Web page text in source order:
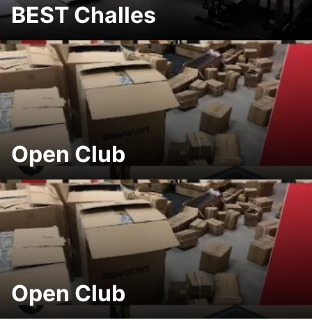
BEST Challes
Open Club
Open Club